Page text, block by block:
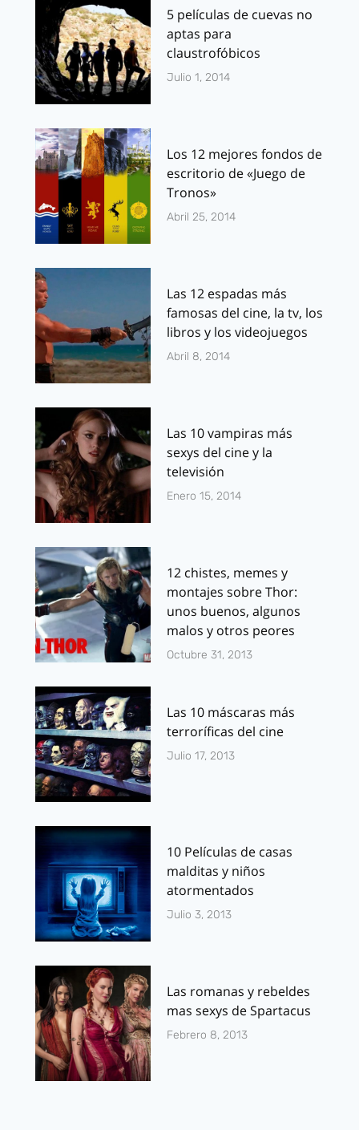
5 películas de cuevas no
aptas para
claustrofóbicos
Julio 1, 2014
Los 12 mejores fondos de
escritorio de «Juego de
Tronos»
Abril 25, 2014
Las 12 espadas más
famosas del cine, la tv, los
libros y los videojuegos
Abril 8, 2014
Las 10 vampiras más
sexys del cine y la
televisión
Enero 15, 2014
12 chistes, memes y
montajes sobre Thor:
unos buenos, algunos
malos y otros peores
Octubre 31, 2013
Las 10 máscaras más
terroríficas del cine
Julio 17, 2013
10 Películas de casas
malditas y niños
atormentados
Julio 3, 2013
Las romanas y rebeldes
mas sexys de Spartacus
Febrero 8, 2013